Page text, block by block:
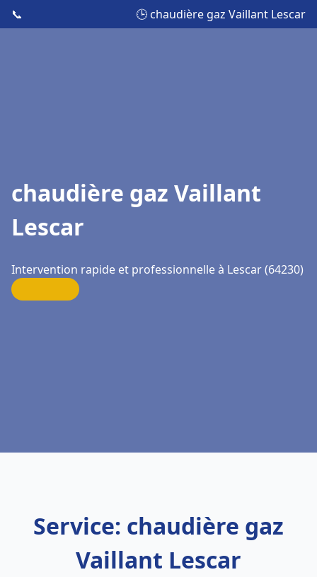
📞 🕒 chaudière gaz Vaillant Lescar
chaudière gaz Vaillant
Lescar
Intervention rapide et professionnelle à Lescar (64230)
Service: chaudière gaz
Vaillant Lescar